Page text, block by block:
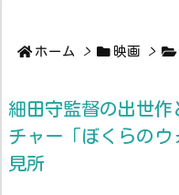
ホーム > 映画 >
細田守監督の出世
チャー「ぼくらのウ
見所